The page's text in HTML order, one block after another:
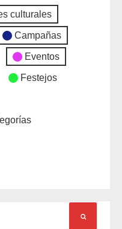
culturales
Campañas
Eventos
Festejos